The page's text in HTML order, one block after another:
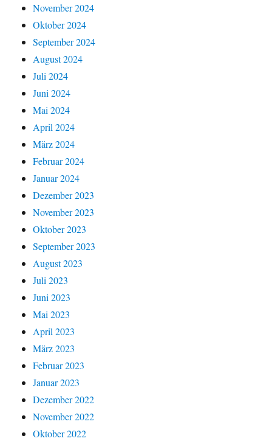
November 2024
Oktober 2024
September 2024
August 2024
Juli 2024
Juni 2024
Mai 2024
April 2024
März 2024
Februar 2024
Januar 2024
Dezember 2023
November 2023
Oktober 2023
September 2023
August 2023
Juli 2023
Juni 2023
Mai 2023
April 2023
März 2023
Februar 2023
Januar 2023
Dezember 2022
November 2022
Oktober 2022